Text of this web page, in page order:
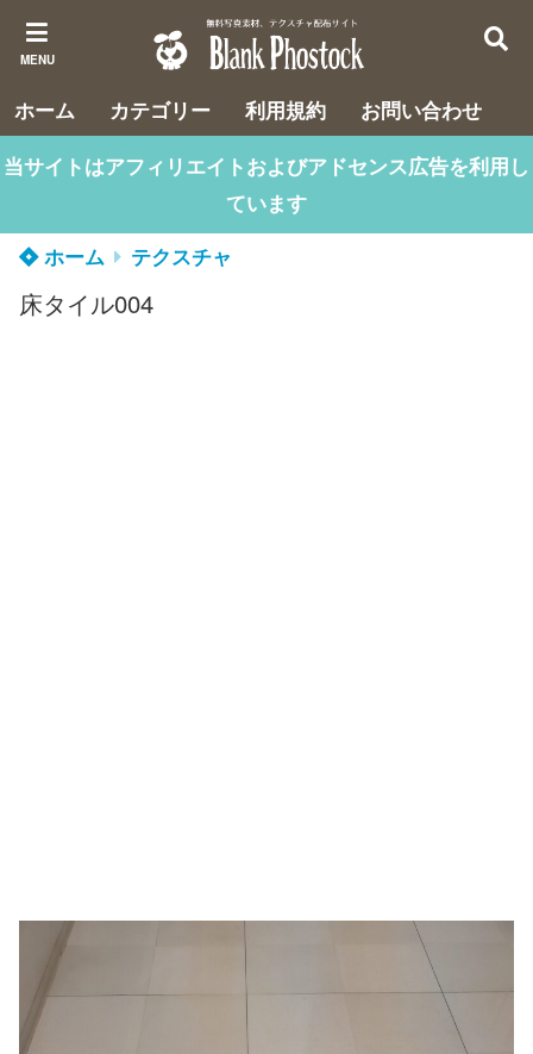
MENU
ホーム カテゴリー 利用規約
お問い合わせ
当サイトはアフィリエイトおよびアドセンス広告を利用し
ています
ホーム
テクスチャ
床タイル004